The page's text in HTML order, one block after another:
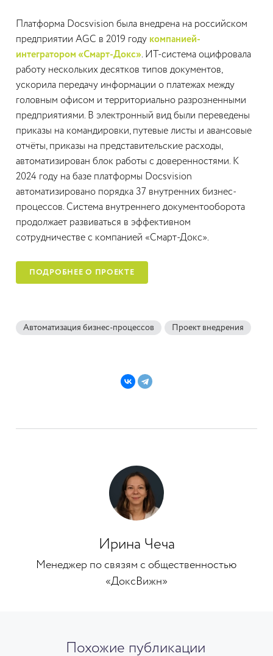
Платформа Docsvision была внедрена на российском
предприятии AGC в 2019 году компанией-
интегратором «Смарт-Докс». ИТ-система оцифровала
работу нескольких десятков типов документов,
ускорила передачу информации о платежах между
головным офисом и территориально разрозненными
предприятиями. В электронный вид были переведены
приказы на командировки, путевые листы и авансовые
отчёты, приказы на представительские расходы,
автоматизирован блок работы с доверенностями. К
2024 году на базе платформы Docsvision
автоматизировано порядка 37 внутренних бизнес-
процессов. Система внутреннего документооборота
продолжает развиваться в эффективном
сотрудничестве с компанией «Смарт-Докс».
ПОДРОБНЕЕ О ПРОЕКТЕ
Автоматизация бизнес-процессов Проект внедрения
Ирина Чеча
Менеджер по связям с общественностью
«ДоксВижн»
Похожие публикации